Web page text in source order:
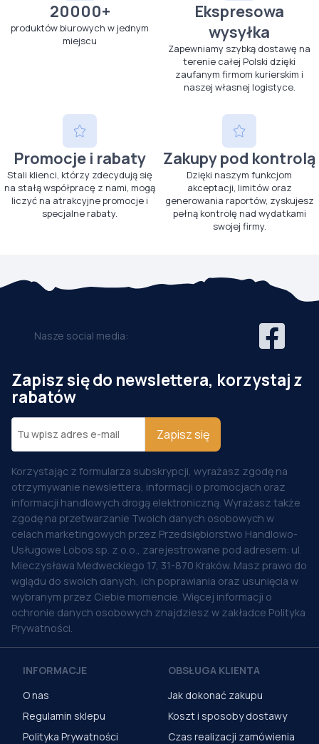
20000+
produktów biurowych w jednym
miejscu
Ekspresowa
wysyłka
Zapewniamy szybką dostawę na
terenie całej Polski dzięki
zaufanym firmom kurierskim i
naszej własnej logistyce.
Promocje i rabaty
Stali klienci, którzy zdecydują się
na stałą współpracę z nami, mogą
liczyć na atrakcyjne promocje i
specjalne rabaty.
Zakupy pod kontrolą
Dzięki naszym funkcjom
akceptacji, limitów oraz
generowania raportów, zyskujesz
pełną kontrolę nad wydatkami
swojej firmy.
Nasze social media:
Zapisz się do newslettera, korzystaj z
rabatów
Zapisz się
Korzystając z formularza subskrypcji, wyrażasz zgodę na
otrzymywanie newslettera, informacji o promocjach oraz
informacji handlowych drogą elektroniczną. Wyrażasz także
zgodę na przetwarzanie Twoich danych osobowych w
celach marketingowych przez Przedsiębiorstwo Handlowo-
Usługowe Lobos sp. z o.o., zarejestrowane pod adresem: ul.
Mieczysława Medweckiego 17, 31-870 Kraków. Masz prawo do
wglądu do swoich danych, ich poprawiania oraz usunięcia w
wybranym przez Ciebie momencie. Więcej informacji o
ochronie danych osobowych znajdziesz w zakładce Polityka
Prywatności.
INFORMACJE
O nas
Regulamin sklepu
Polityka Prywatności
OBSŁUGA KLIENTA
Jak dokonać zakupu
Koszt i sposoby dostawy
Czas realizacji zamówienia